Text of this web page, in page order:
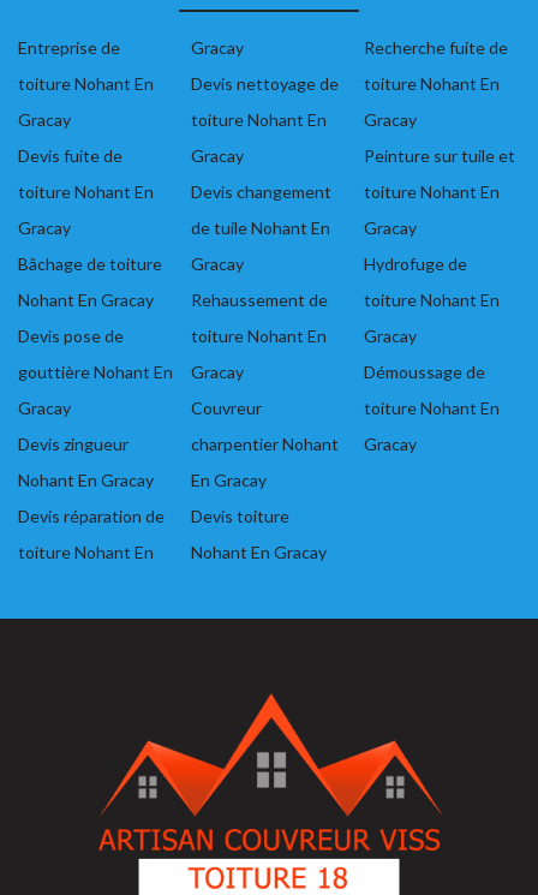
Entreprise de
toiture Nohant En
Gracay
Devis fuite de
toiture Nohant En
Gracay
Bâchage de toiture
Nohant En Gracay
Devis pose de
gouttière Nohant En
Gracay
Devis zingueur
Nohant En Gracay
Devis réparation de
toiture Nohant En
Gracay
Devis nettoyage de
toiture Nohant En
Gracay
Devis changement
de tuile Nohant En
Gracay
Rehaussement de
toiture Nohant En
Gracay
Couvreur
charpentier Nohant
En Gracay
Devis toiture
Nohant En Gracay
Recherche fuite de
toiture Nohant En
Gracay
Peinture sur tuile et
toiture Nohant En
Gracay
Hydrofuge de
toiture Nohant En
Gracay
Démoussage de
toiture Nohant En
Gracay